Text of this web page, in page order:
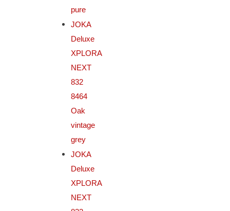
pure
JOKA
Deluxe
XPLORA
NEXT
832
8464
Oak
vintage
grey
JOKA
Deluxe
XPLORA
NEXT